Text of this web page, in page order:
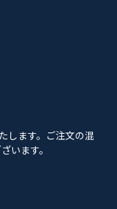
します。ご注文の混
います。